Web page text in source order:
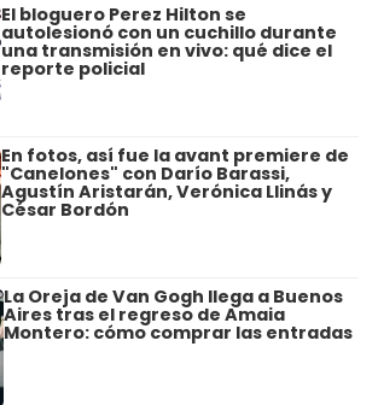
El bloguero Perez Hilton se
autolesionó con un cuchillo durante
una transmisión en vivo: qué dice el
reporte policial
En fotos, así fue la avant premiere de
"Canelones" con Darío Barassi,
Agustín Aristarán, Verónica Llinás y
César Bordón
La Oreja de Van Gogh llega a Buenos
Aires tras el regreso de Amaia
Montero: cómo comprar las entradas